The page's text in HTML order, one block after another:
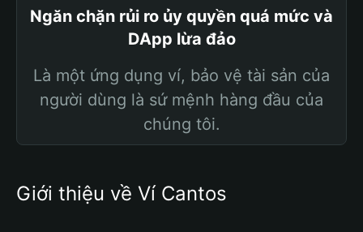
Ngăn chặn rủi ro ủy quyền quá mức và
DApp lừa đảo
Là một ứng dụng ví, bảo vệ tài sản của
người dùng là sứ mệnh hàng đầu của
chúng tôi.
Giới thiệu về Ví Cantos